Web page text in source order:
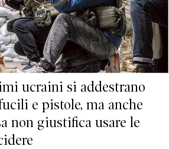
ucraini si addestrano
e pistole, ma anche
non giustifica usare le